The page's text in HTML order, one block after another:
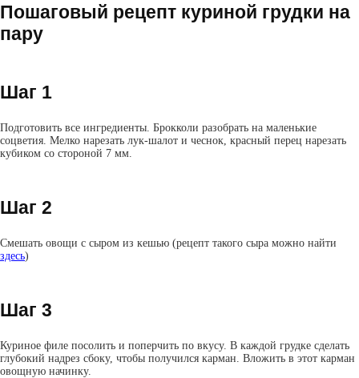
Пошаговый рецепт куриной грудки на
пару
Шаг 1
Подготовить все ингредиенты. Брокколи разобрать на маленькие
соцветия. Мелко нарезать лук-шалот и чеснок, красный перец нарезать
кубиком со стороной 7 мм.
Шаг 2
Смешать овощи с сыром из кешью (рецепт такого сыра можно найти
здесь)
Шаг 3
Куриное филе посолить и поперчить по вкусу. В каждой грудке сделать
глубокий надрез сбоку, чтобы получился карман. Вложить в этот карман
овощную начинку.